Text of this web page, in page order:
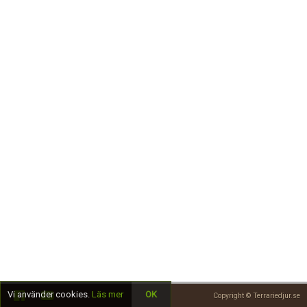
Copyright © Terrariedjur.se
Vi använder cookies. Läs mer OK